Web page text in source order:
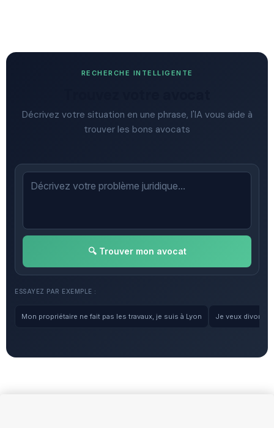
RECHERCHE INTELLIGENTE
Décrivez votre situation en une phrase, l'IA vous aide à
trouver les bons avocats
🔍 Trouver mon avocat
ESSAYEZ PAR EXEMPLE :
Mon propriétaire ne fait pas les travaux, je suis à Lyon Je veux